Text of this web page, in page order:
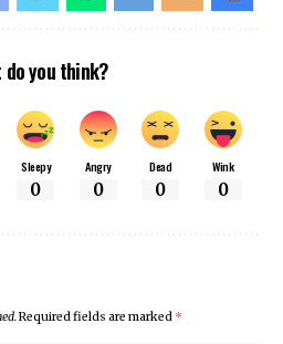
do you think?
Sleepy
0
Angry
0
Dead
0
Wink
0
Required fields are marked *